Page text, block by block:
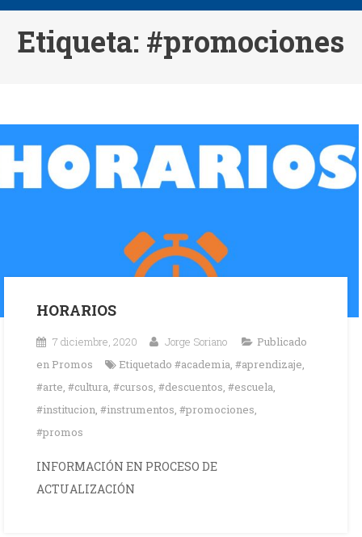
Etiqueta: #promociones
HORARIOS
7 diciembre, 2020 Jorge Soriano
Publicado
en Promos Etiquetado #academia, #aprendizaje,
#arte, #cultura, #cursos, #descuentos, #escuela,
#institucion, #instrumentos, #promociones,
#promos
INFORMACIÓN EN PROCESO DE
ACTUALIZACIÓN